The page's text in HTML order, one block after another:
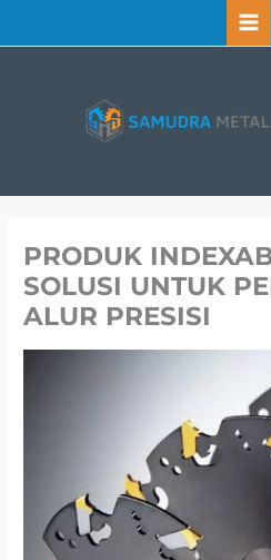
PRODUK
SOLUSI UNTUK
ALUR PRESISI